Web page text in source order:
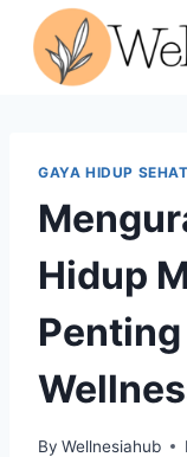
content
GAYA HIDUP SEHAT
Hidup
By Wellnesiahub